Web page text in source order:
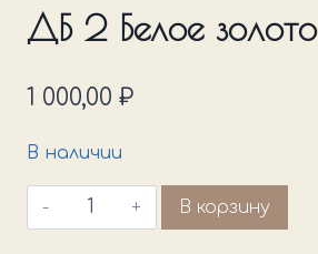
ДБ 2 Белое золото
1 000,00 ₽
В наличии
Количество
товара
В корзину